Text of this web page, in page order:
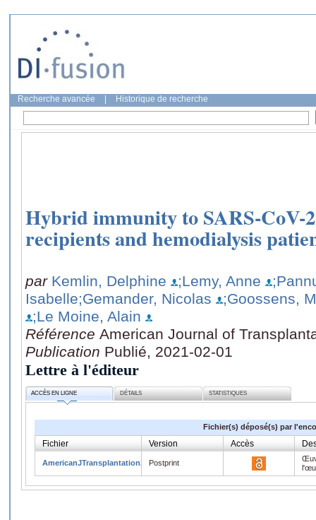
Recherche avancée Historique de recherche
Hybrid immunity to SARS-CoV-
recipients and hemodialysis
par Kemlin, Delphine ;Lemy, Anne
Isabelle;Gemander, Nicolas
;Goossens,
;Le Moine, Alain
Référence American Journal of
Publication Publié, 2021-02-01
Lettre à l'éditeur
ACCÈS EN LIGNE DÉTAILS STATISTIQUES
Fichier(s) déposé(s) par
Fichier Version Accès
AmericanJTransplantation2021.pdf
Postprint